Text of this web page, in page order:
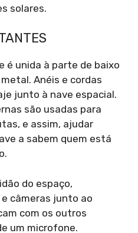
solares.
é unida à parte de baixo
Anéis e cordas
junto à nave espacial.
são usadas para
e assim, ajudar
a sabem quem está
do espaço,
câmeras junto ao
com os outros
um microfone.